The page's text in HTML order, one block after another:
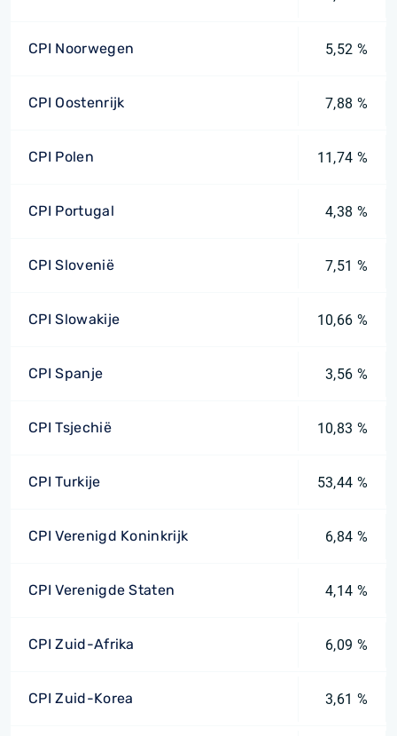
CPI Noorwegen 5,52 %
CPI Oostenrijk 7,88 %
CPI Polen 11,74 %
CPI Portugal 4,38 %
CPI Slovenië 7,51 %
CPI Slowakije 10,66 %
CPI Spanje 3,56 %
CPI Tsjechië 10,83 %
CPI Turkije 53,44 %
CPI Verenigd Koninkrijk 6,84 %
CPI Verenigde Staten 4,14 %
CPI Zuid-Afrika 6,09 %
CPI Zuid-Korea 3,61 %